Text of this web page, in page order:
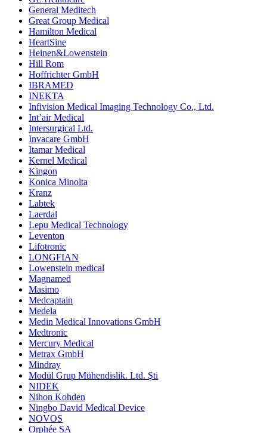
General Meditech
Great Group Medical
Hamilton Medical
HeartSine
Heinen&Lowenstein
Hill Rom
Hoffrichter GmbH
IBRAMED
INEKTA
Infivision Medical Imaging Technology Co., Ltd.
Int’air Medical
Intersurgical Ltd.
Invacare GmbH
Itamar Medical
Kernel Medical
Kingon
Konica Minolta
Kranz
Labtek
Laerdal
Lepu Medical Technology
Leventon
Lifotronic
LONGFIAN
Lowenstein medical
Magnamed
Masimo
Medcaptain
Medela
Medin Medical Innovations GmbH
Medtronic
Mercury Medical
Metrax GmbH
Mindray
Modül Grup Mühendislik. Ltd. Şti
NIDEK
Nihon Kohden
Ningbo David Medical Device
NOVOS
Orphée SA